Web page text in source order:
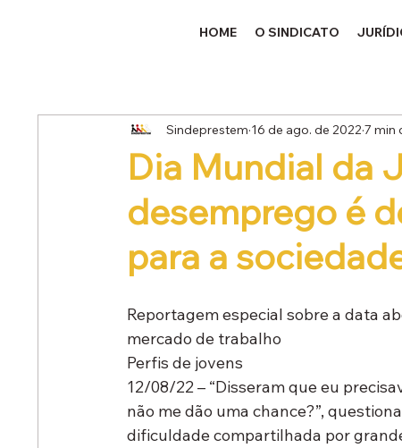
HOME O SINDICATO
Dia Mundial da
desemprego é
para a
Sindeprestem 16 de ago. de 2022 7 min
Reportagem especial sobre a data
mercado de trabalho
Perfis de jovens
12/08/22 – “Disseram que eu
não me dão uma chance?”,
dificuldade compartilhada por